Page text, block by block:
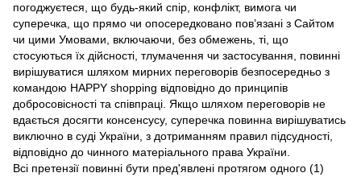
погоджуєтеся, що будь-який спір, конфлікт, вимога чи
суперечка, що прямо чи опосередковано пов’язані з Сайтом
чи цими Умовами, включаючи, без обмежень, ті, що
стосуються їх дійсності, тлумачення чи застосування, повинні
вирішуватися шляхом мирних переговорів безпосередньо з
командою HAPPY shopping відповідно до принципів
добросовісності та співпраці. Якщо шляхом переговорів не
вдається досягти консенсусу, суперечка повинна вирішуватись
виключно в суді України, з дотриманням правил підсудності,
відповідно до чинного матеріального права України.
Всі претензії повинні бути пред'явлені протягом одного (1)